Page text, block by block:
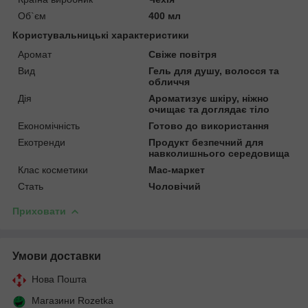
Об`єм
400 мл
Користувальницькі характеристики
Аромат
Свіже повітря
Вид
Гель для душу, волосся та
обличчя
Дія
Ароматизує шкіру, ніжно
очищає та доглядає тіло
Економічність
Готово до використання
Екотренди
Продукт безпечний для
навколишнього середовища
Клас косметики
Мас-маркет
Стать
Чоловічий
Приховати
Умови доставки
Нова Пошта
Магазини Rozetka